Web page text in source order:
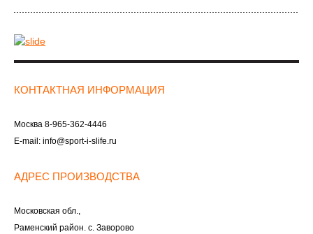
КОНТАКТНАЯ ИНФОРМАЦИЯ
Москва 8-965-362-4446
E-mail: info@sport-i-slife.ru
АДРЕС ПРОИЗВОДСТВА
Московская обл.,
Раменский район. с. Заворово